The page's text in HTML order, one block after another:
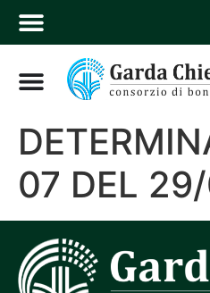
07 DEL